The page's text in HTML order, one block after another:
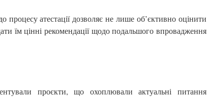
процесу атестації дозволяє не лише об’єктивно оцінити
їм цінні рекомендації щодо подальшого впровадження
проєкти, що охоплювали актуальні питання